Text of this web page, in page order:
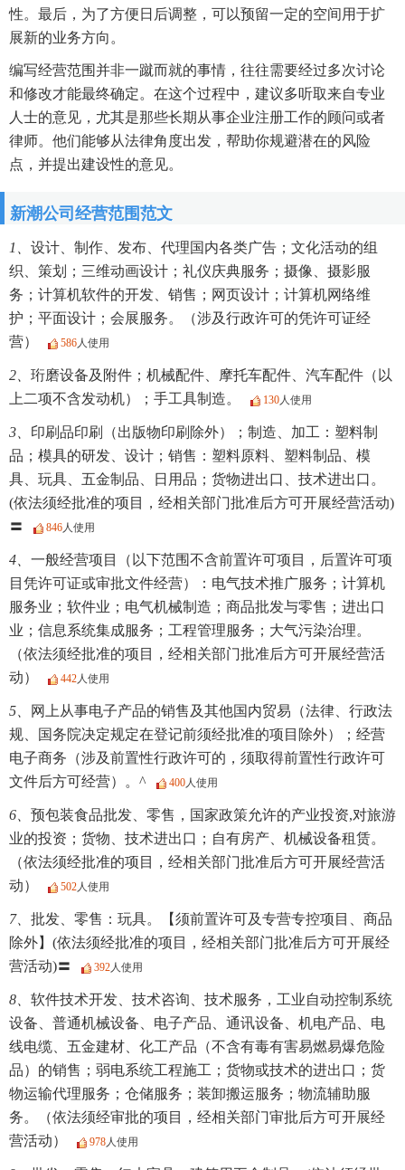
性。最后，为了方便日后调整，可以预留一定的空间用于扩
展新的业务方向。
编写经营范围并非一蹴而就的事情，往往需要经过多次讨论
和修改才能最终确定。在这个过程中，建议多听取来自专业
人士的意见，尤其是那些长期从事企业注册工作的顾问或者
律师。他们能够从法律角度出发，帮助你规避潜在的风险
点，并提出建设性的意见。
新潮公司经营范围范文
1、 设计、制作、发布、代理国内各类广告；文化活动的组
织、策划；三维动画设计；礼仪庆典服务；摄像、摄影服
务；计算机软件的开发、销售；网页设计；计算机网络维
护；平面设计；会展服务。（涉及行政许可的凭许可证经
营）
586人使用
2、 珩磨设备及附件；机械配件、摩托车配件、汽车配件（以
上二项不含发动机）；手工具制造。
130人使用
3、 印刷品印刷（出版物印刷除外）；制造、加工：塑料制
品；模具的研发、设计；销售：塑料原料、塑料制品、模
具、玩具、五金制品、日用品；货物进出口、技术进出口。
(依法须经批准的项目，经相关部门批准后方可开展经营活动)
〓
846人使用
4、 一般经营项目（以下范围不含前置许可项目，后置许可项
目凭许可证或审批文件经营）：电气技术推广服务；计算机
服务业；软件业；电气机械制造；商品批发与零售；进出口
业；信息系统集成服务；工程管理服务；大气污染治理。
（依法须经批准的项目，经相关部门批准后方可开展经营活
动）
442人使用
5、
网上从事电子产品的销售及其他国内贸易（法律、行政法
规、国务院决定规定在登记前须经批准的项目除外）；经营
电子商务（涉及前置性行政许可的，须取得前置性行政许可
文件后方可经营）。^
400人使用
6、 预包装食品批发、零售，国家政策允许的产业投资,对旅游
业的投资；货物、技术进出口；自有房产、机械设备租赁。
（依法须经批准的项目，经相关部门批准后方可开展经营活
动）
502人使用
7、 批发、零售：玩具。【须前置许可及专营专控项目、商品
除外】(依法须经批准的项目，经相关部门批准后方可开展经
营活动)〓
392人使用
8、 软件技术开发、技术咨询、技术服务，工业自动控制系统
设备、普通机械设备、电子产品、通讯设备、机电产品、电
线电缆、五金建材、化工产品（不含有毒有害易燃易爆危险
品）的销售；弱电系统工程施工；货物或技术的进出口；货
物运输代理服务；仓储服务；装卸搬运服务；物流辅助服
务。（依法须经审批的项目，经相关部门审批后方可开展经
营活动）
978人使用